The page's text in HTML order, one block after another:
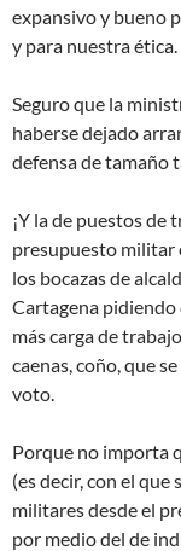
expansivo y bueno
y para nuestra ética.
Seguro que la
haberse dejado
defensa de tamaño
¡Y la de puestos de
presupuesto militar
los bocazas de
Cartagena pidiendo
más carga de
caenas, coño, que
voto.
Porque no importa
(es decir, con el
militares desde el
por medio del de